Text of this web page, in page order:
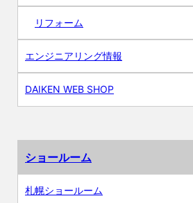
リフォーム
エンジニアリング情報
DAIKEN WEB SHOP
ショールーム
札幌ショールーム